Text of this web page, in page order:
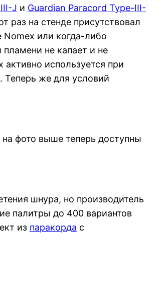
J и Guardian Paracord Type-III-
раз на стенде присутствовал
Nomex или когда-либо
не капает и не
используется при
Теперь же для условий
на фото выше теперь доступны
шнура, но производитель
палитры до 400 вариантов
из паракорда с